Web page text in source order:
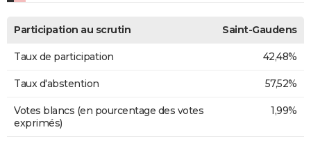
Participation au scrutin Saint-Gaudens
Taux de participation 42,48%
Taux d'abstention 57,52%
Votes blancs (en pourcentage des votes
exprimés)
1,99%